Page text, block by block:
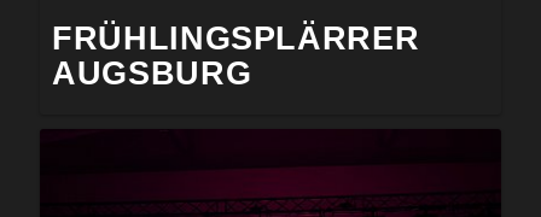
FRÜHLINGSPLÄRRER
AUGSBURG